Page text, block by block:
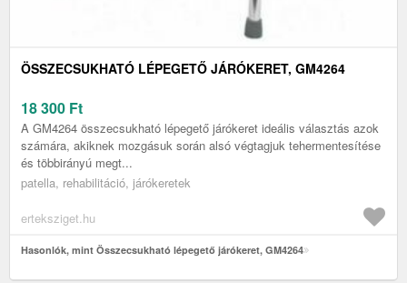
ÖSSZECSUKHATÓ LÉPEGETŐ JÁRÓKERET, GM4264
18 300 Ft
A GM4264 összecsukható lépegető járókeret ideális választás azok
számára, akiknek mozgásuk során alsó végtagjuk tehermentesítése
és többirányú megt...
patella, rehabilitáció, járókeretek
erteksziget.hu
Hasonlók, mint Összecsukható lépegető járókeret, GM4264